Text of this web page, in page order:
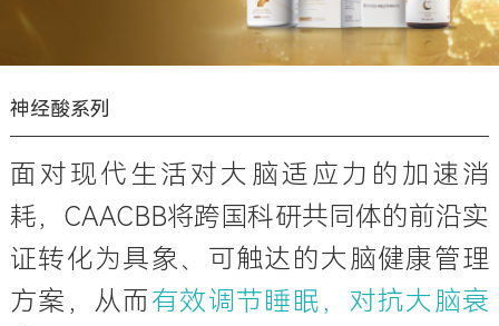
神经酸系列
面对现代生活对大脑适应力的加速消
耗，CAACBB将跨国科研共同体的前沿实
证转化为具象、可触达的大脑健康管理
方案，从而有效调节睡眠，对抗大脑衰